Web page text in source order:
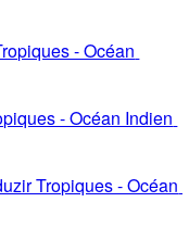
- Océan
- Océan Indien
Tropiques - Océan